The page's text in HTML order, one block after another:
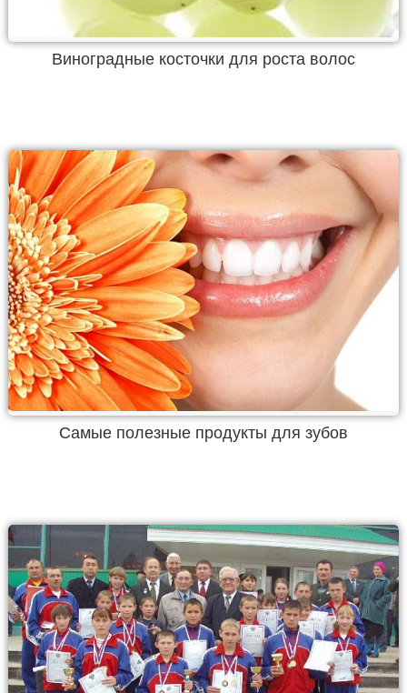
Виноградные косточки для роста волос
Самые полезные продукты для зубов